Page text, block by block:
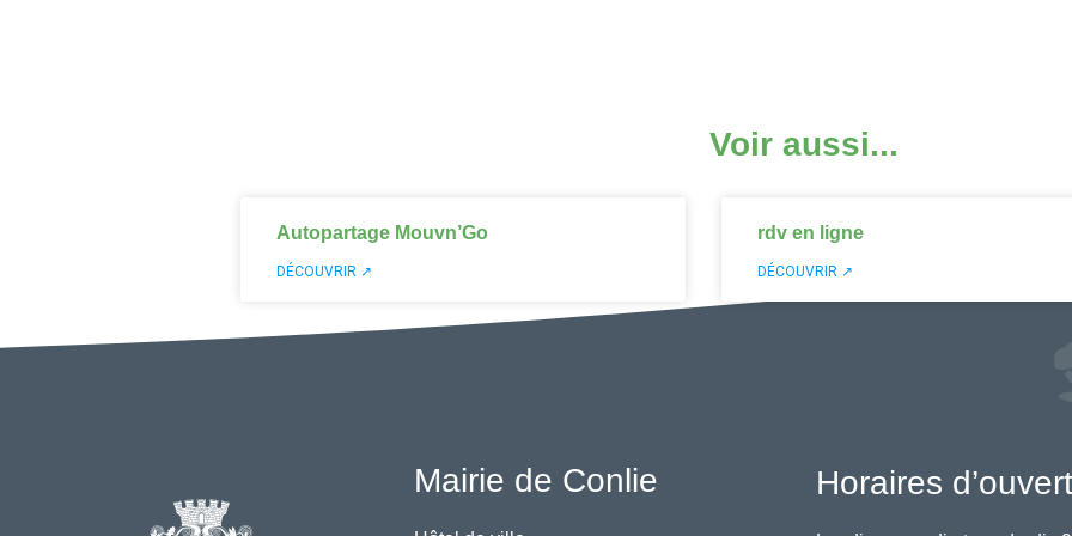
Voir aussi...
Autopartage Mouvn’Go
DÉCOUVRIR ↗
rdv en ligne
DÉCOUVRIR ↗
Mairie de Conlie Horaires